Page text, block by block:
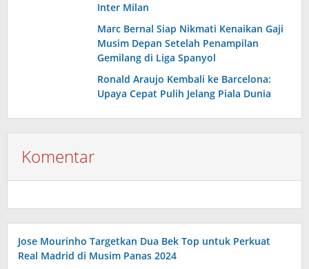
Inter Milan
Marc Bernal Siap Nikmati Kenaikan Gaji
Musim Depan Setelah Penampilan
Gemilang di Liga Spanyol
Ronald Araujo Kembali ke Barcelona:
Upaya Cepat Pulih Jelang Piala Dunia
Komentar
Jose Mourinho Targetkan Dua Bek Top untuk Perkuat
Real Madrid di Musim Panas 2024